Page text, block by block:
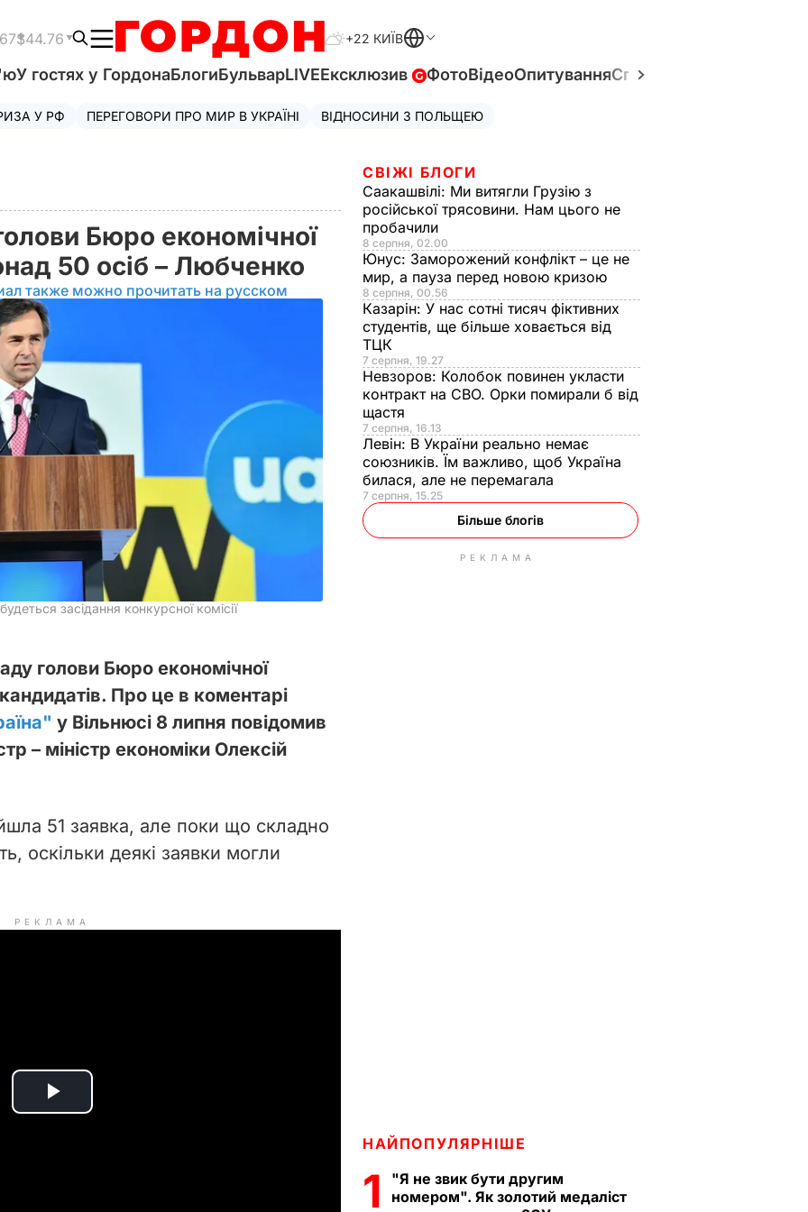
$44.76 +22 КИЇВ
У гостях у ГордонаБлогиБульварLIVEЕксклюзив ФотоВідеоОпитуванняСпецпроєкти
У РФ ПЕРЕГОВОРИ ПРО МИР В УКРАЇНІ ВІДНОСИНИ З ПОЛЬЩЕЮ
Бюро економічної
50 осіб – Любченко
также можно прочитать на русском
засідання конкурсної комісії
голови Бюро економічної
Про це в коментарі
у Вільнюсі 8 липня повідомив
– міністр економіки Олексій
51 заявка, але поки що складно
оскільки деякі заявки могли
РЕКЛАМА
P
СВІЖІ БЛОГИ
Саакашвілі: Ми витягли Грузію з
російської трясовини. Нам цього не
пробачили
8 серпня, 02.00
Юнус: Заморожений конфлікт – це не
мир, а пауза перед новою кризою
8 серпня, 00.56
Казарін: У нас сотні тисяч фіктивних
студентів, ще більше ховається від
ТЦК
7 серпня, 19.27
Невзоров: Колобок повинен укласти
контракт на СВО. Орки помирали б від
щастя
7 серпня, 16.13
Левін: В України реально немає
союзників. Їм важливо, щоб Україна
билася, але не перемагала
7 серпня, 15.25
Більше блогів
РЕКЛАМА
НАЙПОПУЛЯРНІШЕ
1
"Я не звик бути другим
номером". Як золотий медаліст